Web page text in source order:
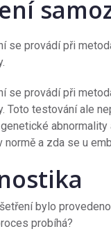
se provádí při
se provádí při
Toto testování ale
a zda se u
bylo
probíhá?